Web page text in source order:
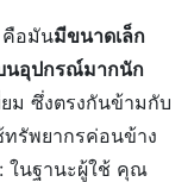
คือมันมีขนาดเล็ก
นอุปกรณ์มากนัก
ยม ซึ่งตรงกันข้ามกับ
ทรัพยากรค่อนข้าง
ในฐานะผู้ใช้ คุณ